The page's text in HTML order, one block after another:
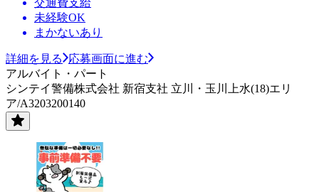
未経験OK
まかないあり
詳細を見る
応募画面に進む
アルバイト・パート
シンテイ警備株式会社 新宿支社 立川・玉川上水(18)エリ
ア/A3203200140